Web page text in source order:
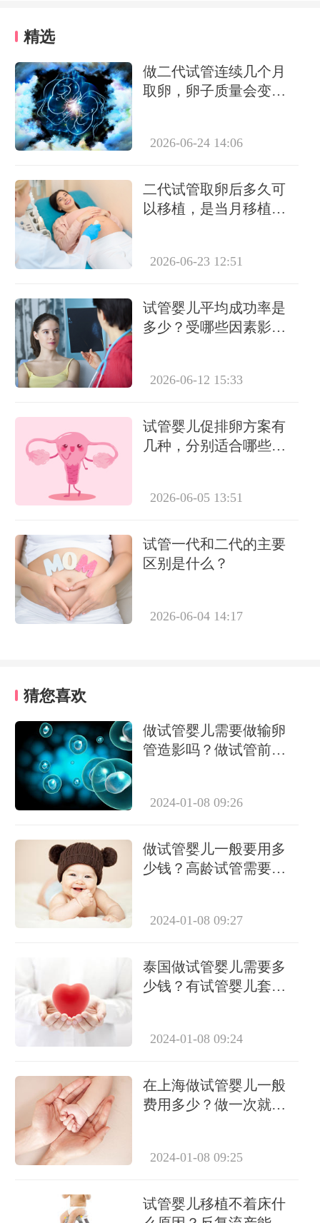
精选
做二代试管连续几个月
取卵，卵子质量会变差
2026-06-24 14:06
二代试管取卵后多久可
以移植，是当月移植
2026-06-23 12:51
试管婴儿平均成功率是
多少？受哪些因素影
2026-06-12 15:33
试管婴儿促排卵方案有
几种，分别适合哪些人
2026-06-05 13:51
试管一代和二代的主要
区别是什么？
2026-06-04 14:17
猜您喜欢
做试管婴儿需要做输卵
管造影吗？做试管前必
2024-01-08 09:26
做试管婴儿一般要用多
少钱？高龄试管需要做
2024-01-08 09:27
泰国做试管婴儿需要多
少钱？有试管婴儿套餐
2024-01-08 09:24
在上海做试管婴儿一般
费用多少？做一次就能
2024-01-08 09:25
试管婴儿移植不着床什